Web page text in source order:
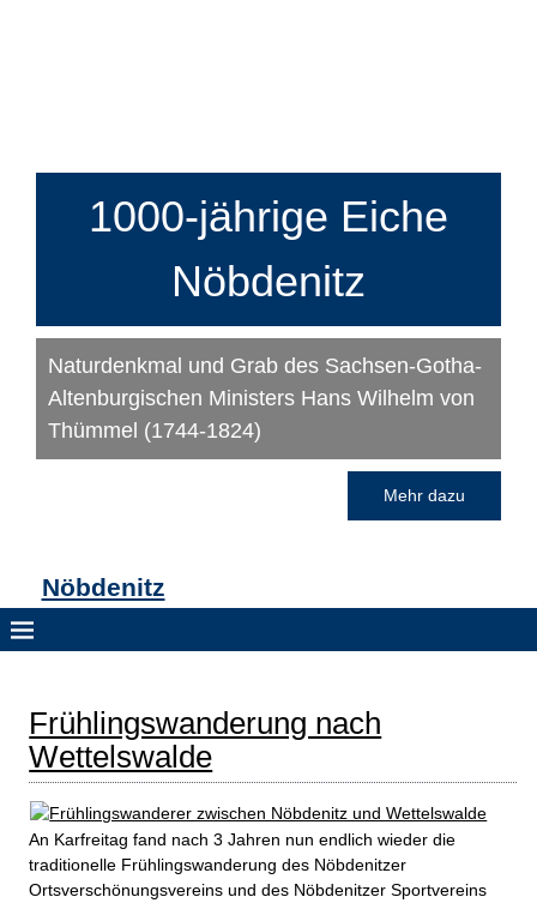
1000-jährige Eiche
Nöbdenitz
Naturdenkmal und Grab des Sachsen-Gotha-
Altenburgischen Ministers Hans Wilhelm von
Thümmel (1744-1824)
Mehr dazu
Nöbdenitz
Frühlingswanderung nach
Wettelswalde
An Karfreitag fand nach 3 Jahren nun endlich wieder die
traditionelle Frühlingswanderung des Nöbdenitzer
Ortsverschönungsvereins und des Nöbdenitzer Sportvereins